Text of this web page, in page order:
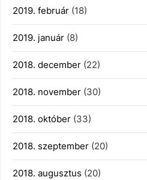
2019. február (18)
2019. január (8)
2018. december (22)
2018. november (30)
2018. október (33)
2018. szeptember (20)
2018. augusztus (20)